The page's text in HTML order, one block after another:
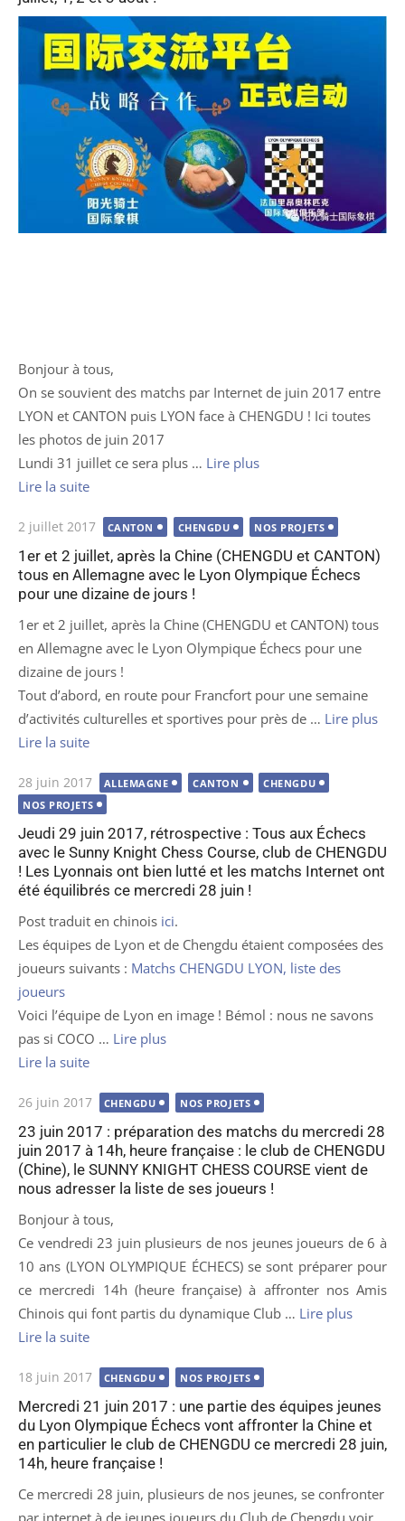
Bonjour à tous,
On se souvient des matchs par Internet de juin 2017 entre
LYON et CANTON puis LYON face à CHENGDU ! Ici toutes
les photos de juin 2017
Lundi 31 juillet ce sera plus … Lire plus
Lire la suite
Publié
le
2 juillet 2017 CANTON CHENGDU NOS PROJETS
1er et 2 juillet, après la Chine (CHENGDU et CANTON)
tous en Allemagne avec le Lyon Olympique Échecs
pour une dizaine de jours !
1er et 2 juillet, après la Chine (CHENGDU et CANTON) tous
en Allemagne avec le Lyon Olympique Échecs pour une
dizaine de jours !
Tout d’abord, en route pour Francfort pour une semaine
d’activités culturelles et sportives pour près de … Lire plus
Lire la suite
Publié
le
28 juin 2017 ALLEMAGNE CANTON
CHENGDU
NOS PROJETS
Jeudi 29 juin 2017, rétrospective : Tous aux Échecs
avec le Sunny Knight Chess Course, club de CHENGDU
! Les Lyonnais ont bien lutté et les matchs Internet ont
été équilibrés ce mercredi 28 juin !
Post traduit en chinois ici.
Les équipes de Lyon et de Chengdu étaient composées des
joueurs suivants : Matchs CHENGDU LYON, liste des
joueurs
Voici l’équipe de Lyon en image ! Bémol : nous ne savons
pas si COCO … Lire plus
Lire la suite
Publié
le
26 juin 2017 CHENGDU NOS PROJETS
23 juin 2017 : préparation des matchs du mercredi 28
juin 2017 à 14h, heure française : le club de CHENGDU
(Chine), le SUNNY KNIGHT CHESS COURSE vient de
nous adresser la liste de ses joueurs !
Bonjour à tous,
Ce vendredi 23 juin plusieurs de nos jeunes joueurs de 6 à
10 ans (LYON OLYMPIQUE ÉCHECS) se sont préparer pour
ce mercredi 14h (heure française) à affronter nos Amis
Chinois qui font partis du dynamique Club … Lire plus
Lire la suite
Publié
le
18 juin 2017 CHENGDU NOS PROJETS
Mercredi 21 juin 2017 : une partie des équipes jeunes
du Lyon Olympique Échecs vont affronter la Chine et
en particulier le club de CHENGDU ce mercredi 28 juin,
14h, heure française !
Ce mercredi 28 juin, plusieurs de nos jeunes, se confronter